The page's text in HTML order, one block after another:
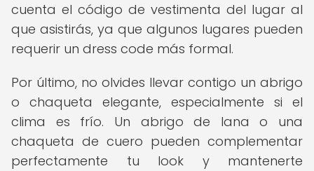
cuenta el código de vestimenta del lugar al
que asistirás, ya que algunos lugares pueden
requerir un dress code más formal.
Por último, no olvides llevar contigo un abrigo
o chaqueta elegante, especialmente si el
clima es frío. Un abrigo de lana o una
chaqueta de cuero pueden complementar
perfectamente tu look y mantenerte